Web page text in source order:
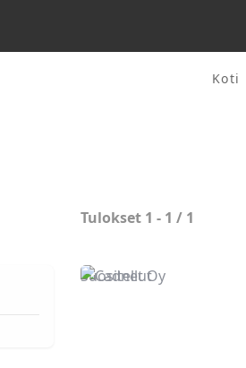
Koti
Tulokset 1 - 1 / 1
Suositellut